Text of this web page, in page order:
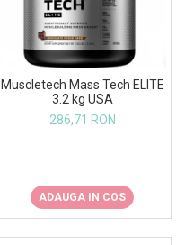
Muscletech Mass Tech ELITE
3.2 kg USA
286,71 RON
ADAUGA IN COS